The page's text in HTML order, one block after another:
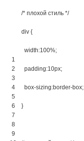
1
2
3
4
5
6
7
8
9
/* плохой стиль */
div {
width:100%;
padding:10px;
box-sizing:border-box;
}